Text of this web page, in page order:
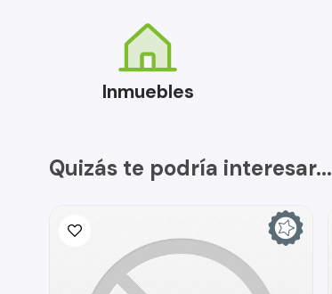
Inmuebles
Quizás te podría interesar...